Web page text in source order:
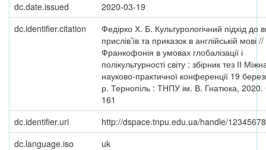
dc.date.issued
2020-03-19
dc.identifier.citation
Федірко Х. Б. Культурологічний підхід до
прислів’їв та приказок в англійській мові //
Франкофонія в умовах глобалізації і
полікультурності світу : збірник тез ІІ
науково-практичної конференції 19
р. Тернопіль : ТНПУ ім. В. Гнатюка,
161
dc.identifier.uri
http://dspace.tnpu.edu.ua/handle/
dc.language.iso
uk